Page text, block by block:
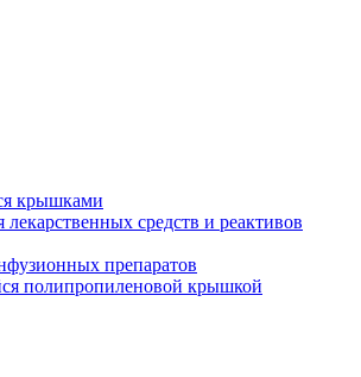
крышками
средств и реактивов
препаратов
полипропиленовой крышкой